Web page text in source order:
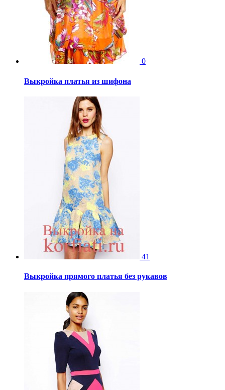
0
Выкройка платья из шифона
41
Выкройка прямого платья без рукавов